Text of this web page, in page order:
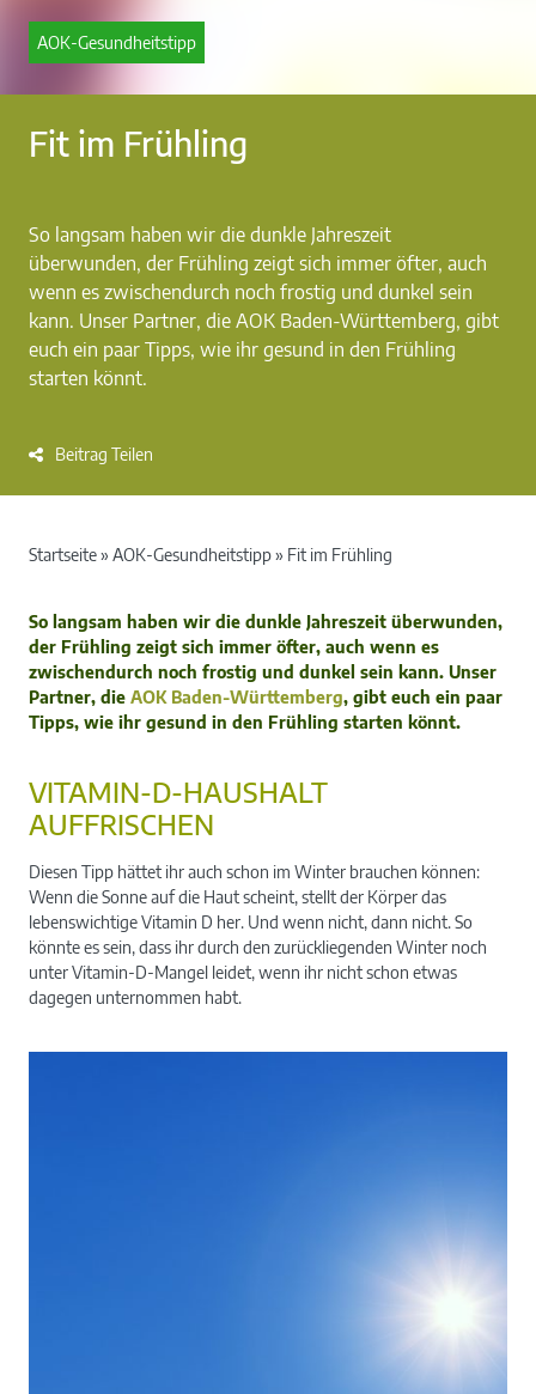
Fit im Frühling
So langsam haben wir die dunkle Jahreszeit
überwunden, der Frühling zeigt sich immer öfter, auch
wenn es zwischendurch noch frostig und dunkel sein
kann. Unser Partner, die AOK Baden-Württemberg, gibt
euch ein paar Tipps, wie ihr gesund in den Frühling
starten könnt.
Beitrag Teilen
AOK-Gesundheitstipp
Startseite» AOK-Gesundheitstipp» Fit im Frühling
So langsam haben wir die dunkle Jahreszeit überwunden,
der Frühling zeigt sich immer öfter, auch wenn es
zwischendurch noch frostig und dunkel sein kann. Unser
Partner, die AOK Baden-Württemberg, gibt euch ein paar
Tipps, wie ihr gesund in den Frühling starten könnt.
VITAMIN-D-HAUSHALT
AUFFRISCHEN
Diesen Tipp hättet ihr auch schon im Winter brauchen können:
Wenn die Sonne auf die Haut scheint, stellt der Körper das
lebenswichtige Vitamin D her. Und wenn nicht, dann nicht. So
könnte es sein, dass ihr durch den zurückliegenden Winter noch
unter Vitamin-D-Mangel leidet, wenn ihr nicht schon etwas
dagegen unternommen habt.